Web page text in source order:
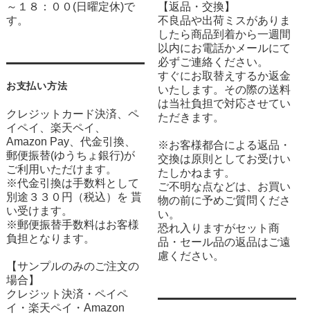
～１８：００(日曜定休)で
す。
お支払い方法
クレジットカード決済、ペ
イペイ、楽天ペイ、
Amazon Pay、代金引換、
郵便振替(ゆうちょ銀行)が
ご利用いただけます。
※代金引換は手数料として
別途３３０円（税込）を 貰
い受けます。
※郵便振替手数料はお客様
負担となります。
【サンプルのみのご注文の
場合】
クレジット決済・ペイペ
イ・楽天ペイ・Amazon
【返品・交換】
不良品や出荷ミスがありま
したら商品到着から一週間
以内にお電話かメールにて
必ずご連絡ください。
すぐにお取替えするか返金
いたします。その際の送料
は当社負担で対応させてい
ただきます。
※お客様都合による返品・
交換は原則としてお受けい
たしかねます。
ご不明な点などは、お買い
物の前に予めご質問くださ
い。
恐れ入りますがセット商
品・セール品の返品はご遠
慮ください。